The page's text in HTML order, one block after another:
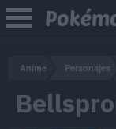
Anime Personajes